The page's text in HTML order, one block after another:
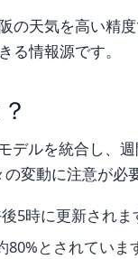
天気を高い精度
る情報源です。
ルを統合し、週
変動に注意が必
5時に更新されま
とされていま